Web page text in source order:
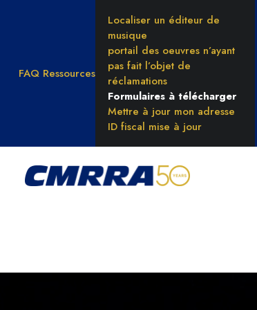
FAQ Ressources
Localiser un éditeur de
musique
portail des oeuvres n’ayant
pas fait l’objet de
réclamations
Formulaires à télécharger
Mettre à jour mon adresse
ID fiscal mise à jour